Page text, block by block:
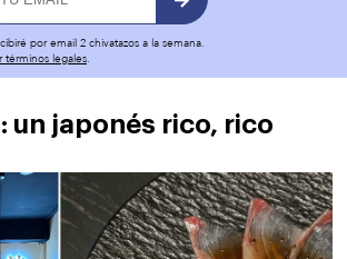
por email 2 chivatazos a la semana.
términos legales.
un japonés rico, rico